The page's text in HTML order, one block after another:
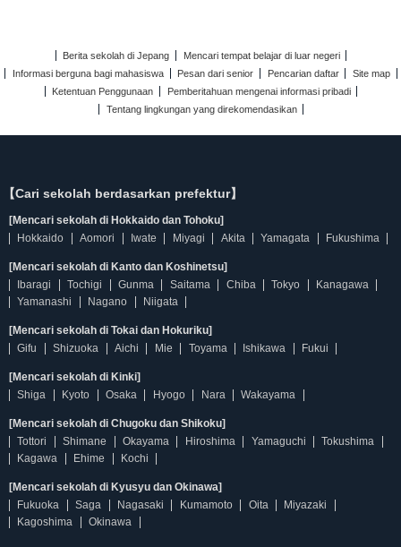
Berita sekolah di Jepang
Mencari tempat belajar di luar negeri
Informasi berguna bagi mahasiswa
Pesan dari senior Pencarian daftar
Site map
Ketentuan Penggunaan
Pemberitahuan mengenai informasi pribadi
Tentang lingkungan yang direkomendasikan
【Cari sekolah berdasarkan prefektur】
[Mencari sekolah di Hokkaido dan Tohoku]
Hokkaido
Aomori Iwate Miyagi Akita Yamagata Fukushima
[Mencari sekolah di Kanto dan Koshinetsu]
Ibaragi
Tochigi Gunma Saitama Chiba Tokyo
Kanagawa
Yamanashi
Nagano Niigata
[Mencari sekolah di Tokai dan Hokuriku]
Gifu
Shizuoka Aichi Mie Toyama Ishikawa Fukui
[Mencari sekolah di Kinki]
Shiga
Kyoto Osaka Hyogo Nara Wakayama
[Mencari sekolah di Chugoku dan Shikoku]
Tottori
Shimane Okayama Hiroshima Yamaguchi
Tokushima
Kagawa
Ehime Kochi
[Mencari sekolah di Kyusyu dan Okinawa]
Fukuoka
Saga Nagasaki Kumamoto Oita
Miyazaki
Kagoshima
Okinawa